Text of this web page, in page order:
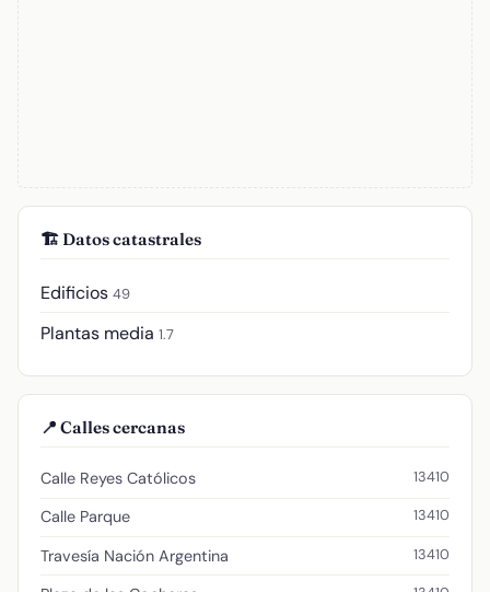
🏗️ Datos catastrales
Edificios 49
Plantas media 1.7
📍 Calles cercanas
Calle Reyes Católicos 13410
Calle Parque 13410
Travesía Nación Argentina 13410